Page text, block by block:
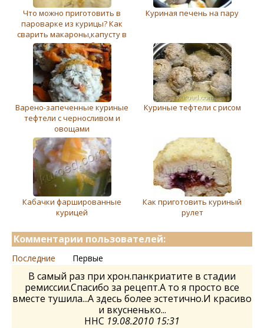
Что можно приготовить в
пароварке из курицы? Как
сварить макароны,капусту в
пароварке?
Куриная печень на пару
Варено-запеченные куриные
тефтели с черносливом и
овощами
Куриные тефтели с рисом
Кабачки фаршированные
курицей
Как приготовить куриный
рулет
Комментарии пользователей:
Последние Первые
В самый раз при хрон.панкриатите в стадии
ремиссии.Спасибо за рецепт.А то я просто все
вместе тушила...А здесь более эстетично.И красиво
и вкусненько...
ННС 19.08.2010 15:31